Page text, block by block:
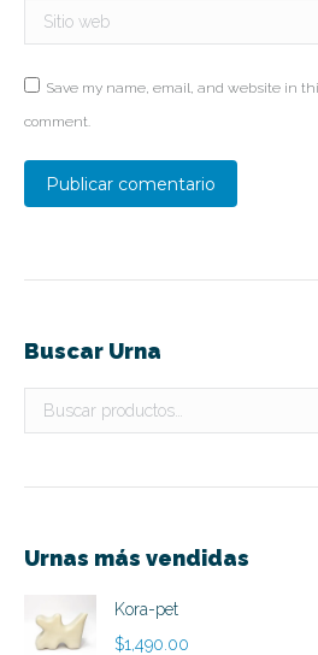
Sitio web
Save my name, email, and website in
comment.
Publicar comentario
Buscar Urna
Urnas más vendidas
Kora-pet
$1,490.00